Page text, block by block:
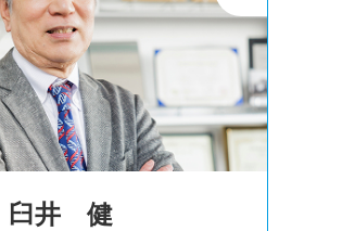
臼井 健